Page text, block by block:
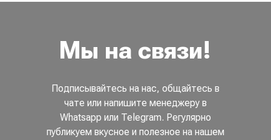
Мы на связи!
Подписывайтесь на нас, общайтесь в
чате или напишите менеджеру в
Whatsapp или Telegram. Регулярно
публикуем вкусное и полезное на нашем